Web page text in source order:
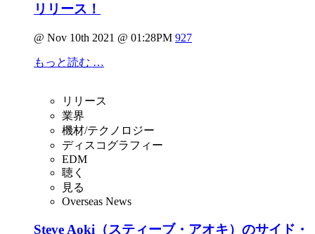
リリース！
@ Nov 10th 2021 @ 01:28PM 927
もっと読む …
リリース
業界
機材/テクノロジー
ディスコグラフィー
EDM
聴く
見る
Overseas News
Steve Aoki（スティーブ・アオキ）のサイド・